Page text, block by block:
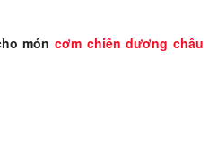
món cơm chiên dương châu